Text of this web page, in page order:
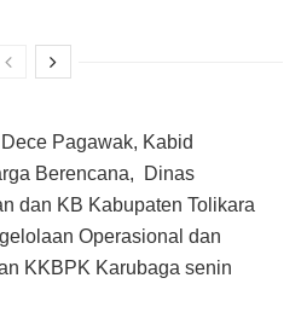
Pagawak, Kabid
Berencana, Dinas
dan KB Kabupaten Tolikara
Operasional dan
KKBPK Karubaga senin